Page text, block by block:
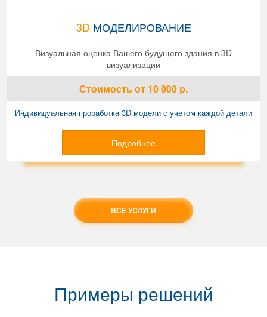
3D МОДЕЛИРОВАНИЕ
Визуальная оценка Вашего будущего здания в 3D
визуализации
Стоимостьот 10 000 р.
Индивидуальная проработка 3D модели с учетом каждой детали
Подробнее
ВСЕ УСЛУГИ
Примеры решений